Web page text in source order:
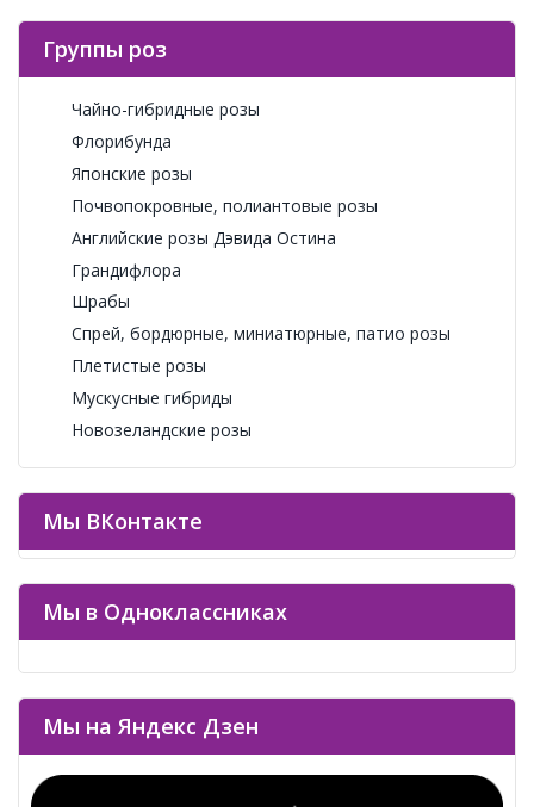
Группы роз
Чайно-гибридные розы
Флорибунда
Японские розы
Почвопокровные, полиантовые розы
Английские розы Дэвида Остина
Грандифлора
Шрабы
Спрей, бордюрные, миниатюрные, патио розы
Плетистые розы
Мускусные гибриды
Новозеландские розы
Мы ВКонтакте
Мы в Одноклассниках
Мы на Яндекс Дзен